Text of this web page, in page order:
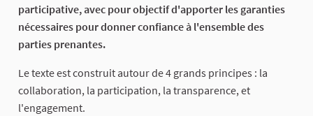
participative, avec pour objectif d'apporter les garanties
nécessaires pour donner confiance à l'ensemble des
parties prenantes.
Le texte est construit autour de 4 grands principes : la
collaboration, la participation, la transparence, et
l'engagement.